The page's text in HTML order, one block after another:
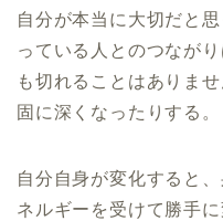
自分が本当に大切だと
っている人とのつなが
も切れることはありま
固に深くなったりする。
自分自身が変化すると
ネルギーを受けて勝手